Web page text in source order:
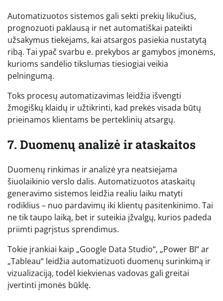
Automatizuotos sistemos gali sekti prekių likučius,
prognozuoti paklausą ir net automatiškai pateikti
užsakymus tiekėjams, kai atsargos pasiekia nustatytą
ribą. Tai ypač svarbu e. prekybos ar gamybos įmonėms,
kurioms sandėlio tikslumas tiesiogiai veikia
pelningumą.
Toks procesų automatizavimas leidžia išvengti
žmogiškų klaidų ir užtikrinti, kad prekės visada būtų
prieinamos klientams be perteklinių atsargų.
7. Duomenų analizė ir ataskaitos
Duomenų rinkimas ir analizė yra neatsiejama
šiuolaikinio verslo dalis. Automatizuotos ataskaitų
generavimo sistemos leidžia realiu laiku matyti
rodiklius – nuo pardavimų iki klientų pasitenkinimo. Tai
ne tik taupo laiką, bet ir suteikia įžvalgų, kurios padeda
priimti pagrįstus sprendimus.
Tokie įrankiai kaip „Google Data Studio“, „Power BI“ ar
„Tableau“ leidžia automatizuoti duomenų surinkimą ir
vizualizaciją, todėl kiekvienas vadovas gali greitai
įvertinti įmonės būklę.